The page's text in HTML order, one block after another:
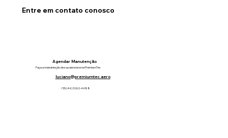
Entre em contato conosco
Agendar Manutenção
Faça a manutenção de sua aeronave na PremiumTec
luciano@premiumtec.aero
+55 (44) 3262-4488